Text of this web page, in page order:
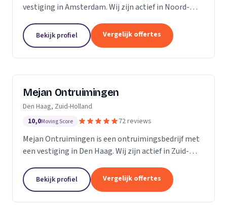
vestiging in Amsterdam. Wij zijn actief in Noord-
een 5.Bekijk profiel Vergelijk offertes
Mejan Ontruimingen
Den Haag, Zuid-Holland
10,0Moving Score 72 reviews
Mejan Ontruimingen is een ontruimingsbedrijf met
een vestiging in Den Haag. Wij zijn actief in Zuid-
een 5.Bekijk profiel Vergelijk offertes